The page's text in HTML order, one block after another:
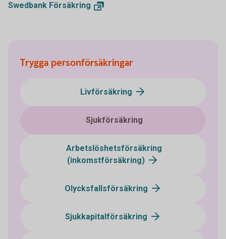
Swedbank Försäkring
Trygga personförsäkringar
Livförsäkring
Sjukförsäkring
Arbetslöshetsförsäkring
(inkomstförsäkring)
Olycksfallsförsäkring
Sjukkapitalförsäkring